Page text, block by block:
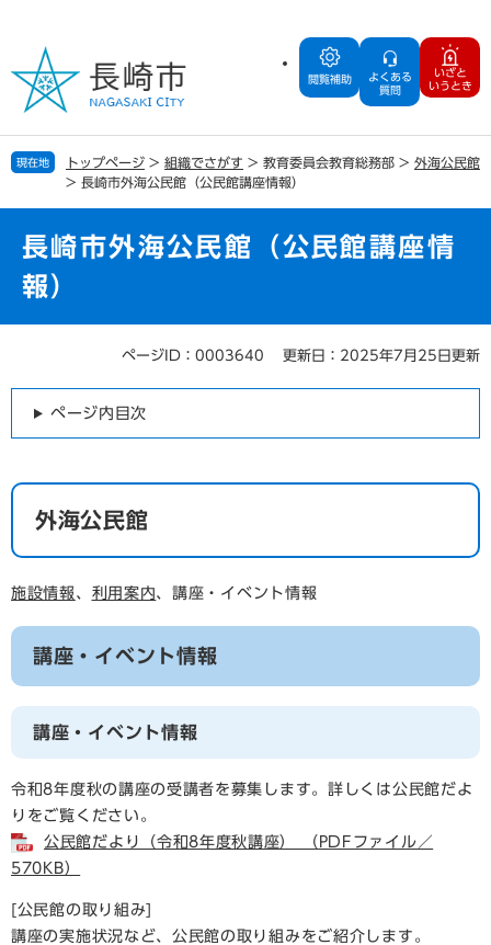
の
で
す
ー
ば
し
閲覧補助
よくある
質問
いざと
いうとき
現在地 トップページ > 組織でさがす > 教育委員会教育総務部 > 外海公民館
> 長崎市外海公民館（公民館講座情報）
長崎市外海公民館（公民館講座情
報）
ページID：0003640 更新日：2025年7月25日更新
ページ内目次
外海公民館
施設情報 、 利用案内、講座・イベント情報
講座・イベント情報
講座・イベント情報
令和8年度秋の講座の受講者を募集します。詳しくは公民館だよ
りをご覧ください。
公民館だより（令和8年度秋講座） （PDFファイル／
570KB）
[公民館の取り組み]
講座の実施状況など、公民館の取り組みをご紹介します。